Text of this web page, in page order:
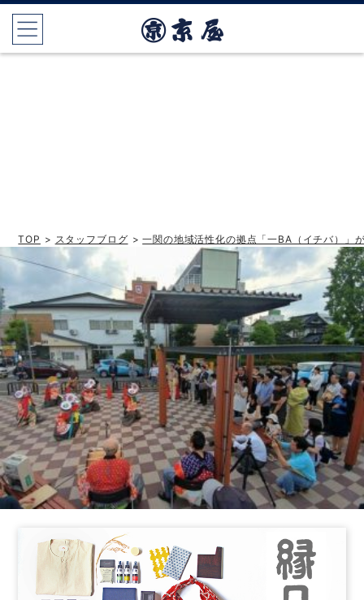
TOP > スタッフブログ >一関の地域活性化の拠点「一BA（イチバ）」